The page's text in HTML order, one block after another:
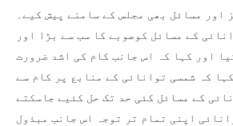
اور مسائل بھی مجلس کے سامنے پیش کیے۔
کے مسائل کوصوبے کا سب سے بڑا اور
اور کہا کہ اس جانب کام کی اشد ضرورت
کہا کہ شمسی توانائی کے منابع پر کام سے
کے مسائل کئی حد تک حل کئیے جاسکتے
اپنی تمام تر توجہ اس جانب مبذول